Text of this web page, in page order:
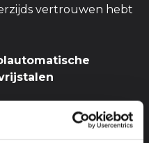
vertrouwen hebt
het levenslicht zag,